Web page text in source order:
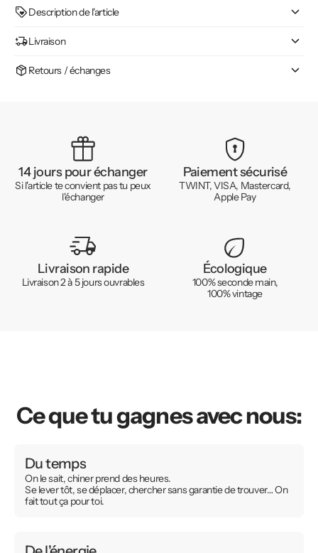
Description de l'article
Livraison
Retours / échanges
14 jours pour échanger
Si l'article te convient pas tu peux
l'échanger
Paiement sécurisé
TWINT, VISA, Mastercard,
Apple Pay
Livraison rapide
Livraison 2 à 5 jours ouvrables
Écologique
100% seconde main,
100% vintage
Ce que tu gagnes avec nous:
Du temps
On le sait, chiner prend des heures.
Se lever tôt, se déplacer, chercher sans garantie de trouver… On
fait tout ça pour toi.